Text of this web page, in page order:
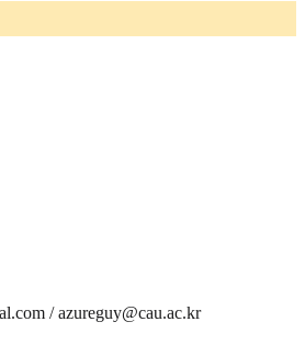
/ azureguy@cau.ac.kr